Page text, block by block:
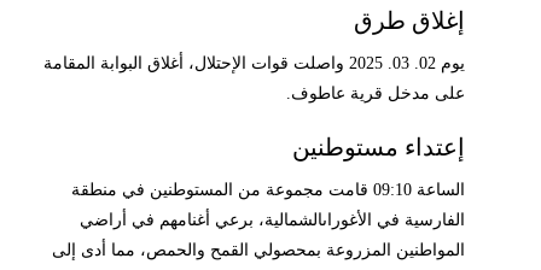
إغلاق طرق
يوم 02. 03. 2025 واصلت قوات الإحتلال، أغلاق البوابة المقامة
على مدخل قرية عاطوف.
إعتداء مستوطنين
الساعة 09:10 قامت مجموعة من المستوطنين في منطقة
الفارسية في الأغوراىالشمالية، برعي أغنامهم في أراضي
المواطنين المزروعة بمحصولي القمح والحمص، مما أدى إلى